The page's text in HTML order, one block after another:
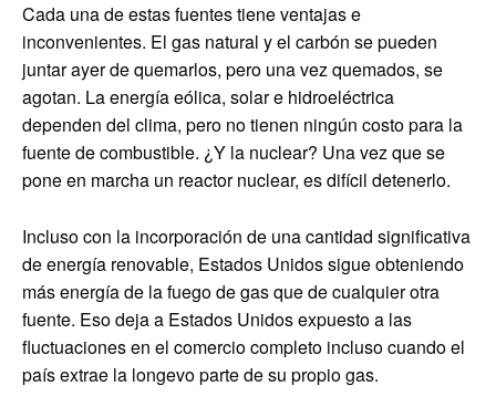
Cada una de estas fuentes tiene ventajas e
inconvenientes. El gas natural y el carbón se pueden
juntar ayer de quemarlos, pero una vez quemados, se
agotan. La energía eólica, solar e hidroeléctrica
dependen del clima, pero no tienen ningún costo para la
fuente de combustible. ¿Y la nuclear? Una vez que se
pone en marcha un reactor nuclear, es difícil detenerlo.
Incluso con la incorporación de una cantidad significativa
de energía renovable, Estados Unidos sigue obteniendo
más energía de la fuego de gas que de cualquier otra
fuente. Eso deja a Estados Unidos expuesto a las
fluctuaciones en el comercio completo incluso cuando el
país extrae la longevo parte de su propio gas.